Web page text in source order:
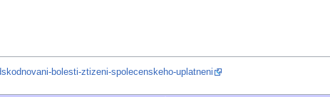
bolesti-ztizeni-spolecenskeho-uplatneni